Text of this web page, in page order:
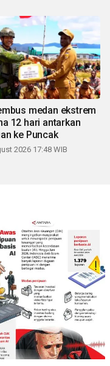
medan ekstrem
12 hari antarkan
ke Puncak
2026 17:48 WIB